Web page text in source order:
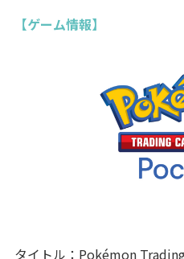
【ゲーム情報】
タイトル：Pokémon